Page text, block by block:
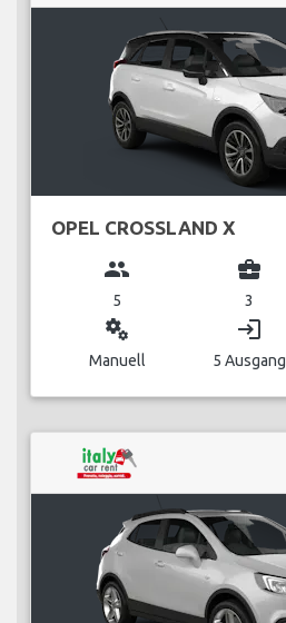
OPEL CROSSLAND X
group
5
business_center
3
miscellaneous_services
Manuell
login
5 Ausgang